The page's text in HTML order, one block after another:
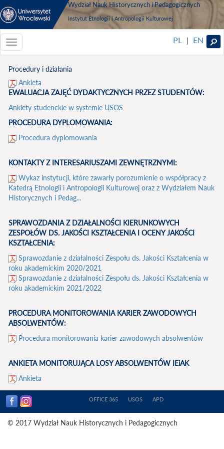
Wydział Nauk Historycznych i Pedagogicznych
Instytut Etnologii i Antropologii Kulturowej
Toggle
navigationToggle
PL | EN
Procedury i działania
Ankieta
EWALUACJA ZAJĘĆ DYDAKTYCZNYCH PRZEZ STUDENTÓW:
Ankiety studenckie w systemie USOS
PROCEDURA DYPLOMOWANIA:
Procedura dyplomowania
KONTAKTY Z INTERESARIUSZAMI ZEWNĘTRZNYMI:
Wykaz instytucji, które zawarły porozumienie o współpracy z
Katedrą Etnologii i Antropologii Kulturowej oraz z Wydziałem Nauk
Historycznych i Pedag...
SPRAWOZDANIA Z DZIAŁALNOŚCI KIERUNKOWYCH
ZESPOŁÓW DS. JAKOŚCI KSZTAŁCENIA I OCENY JAKOŚCI
KSZTAŁCENIA:
Sprawozdanie z działalności Zespołu ds. Jakości Kształcenia w
roku akademickim 2020/2021
Sprawozdanie z działalności Zespołu ds. Jakości Kształcenia w
roku akademickim 2021/2022
PROCEDURA MONITOROWANIA KARIER ZAWODOWYCH
ABSOLWENTÓW:
Procedura monitorowania karier zawodowych absolwentów
ANKIETA MONITORUJĄCA LOSY ABSOLWENTÓW IEiAK
Ankieta
OFFICE 365 USOS APD
© 2017 Wydział Nauk Historycznych i Pedagogicznych